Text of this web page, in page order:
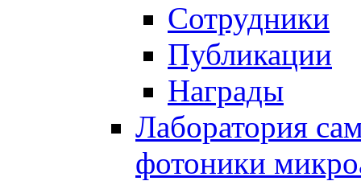
Сотрудники
Публикации
Награды
Лаборатория
фотоники